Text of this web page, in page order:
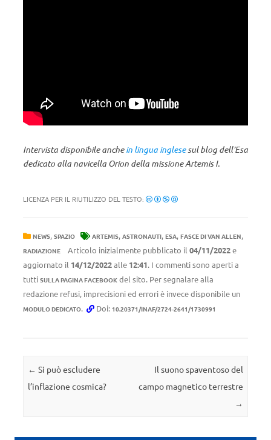
Intervista disponibile anchein lingua inglesesul blog dell’Esa
dedicato alla navicella Orion della missione Artemis I.
LICENZA PER IL RIUTILIZZO DEL TESTO:
NEWS, SPAZIO ARTEMIS, ASTRONAUTI, ESA, FASCE DI VAN ALLEN,
RADIAZIONE Articolo inizialmente pubblicato il 04/11/2022e
aggiornato il 14/12/2022alle 12:41. I commenti sono aperti a
tutti SULLA PAGINA FACEBOOK del sito. Per segnalare alla
redazione refusi, imprecisioni ed errori è invece disponibile un
MODULO DEDICATO. Doi: 10.20371/INAF/2724-2641/1730991
Navigazione articolo
← Si può escludere
l’inflazione cosmica?
Il suono spaventoso del
campo magnetico terrestre
→